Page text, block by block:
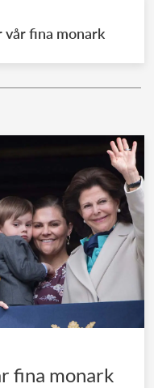
fina monark
fina monark